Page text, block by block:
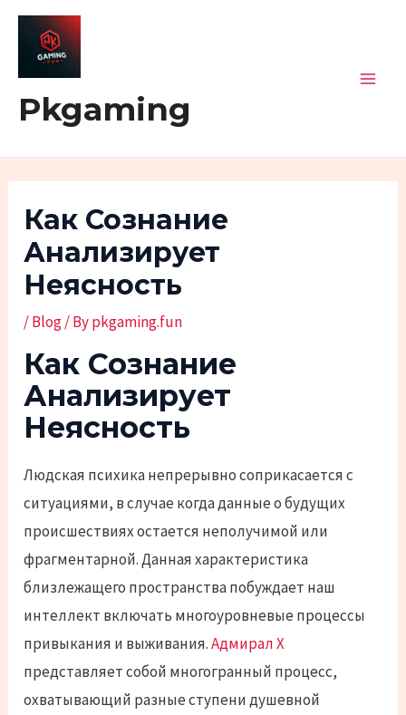
Skip
content
Pkgaming
Как Сознание
Анализирует
Неясность
/Blog/ Bypkgaming.fun
Как Сознание
Анализирует
Неясность
Людская психика непрерывно соприкасается с
ситуациями, в случае когда данные о будущих
происшествиях остается неполучимой или
фрагментарной. Данная характеристика
близлежащего пространства побуждает наш
интеллект включать многоуровневые процессы
привыкания и выживания.Адмирал Х
представляет собой многогранный процесс,
охватывающий разные ступени душевной
Post
navigation